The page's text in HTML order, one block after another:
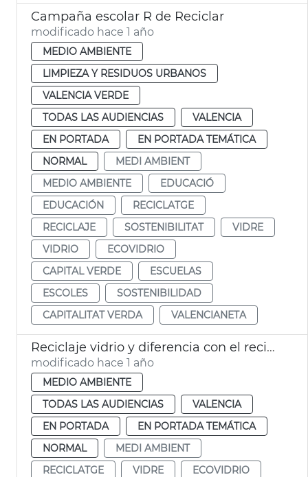
Campaña escolar R de Reciclar
modificado hace 1 año
MEDIO AMBIENTE
LIMPIEZA Y RESIDUOS URBANOS
VALENCIA VERDE
TODAS LAS AUDIENCIAS
VALENCIA
EN PORTADA
EN PORTADA TEMÁTICA
NORMAL
MEDI AMBIENT
MEDIO AMBIENTE
EDUCACIÓ
EDUCACIÓN
RECICLATGE
RECICLAJE
SOSTENIBILITAT
VIDRE
VIDRIO
ECOVIDRIO
CAPITAL VERDE
ESCUELAS
ESCOLES
SOSTENIBILIDAD
CAPITALITAT VERDA
VALENCIANETA
Reciclaje vidrio y diferencia con el reciclaje cristal
modificado hace 1 año
MEDIO AMBIENTE
TODAS LAS AUDIENCIAS
VALENCIA
EN PORTADA
EN PORTADA TEMÁTICA
NORMAL
MEDI AMBIENT
RECICLATGE
VIDRE ECOVIDRIO